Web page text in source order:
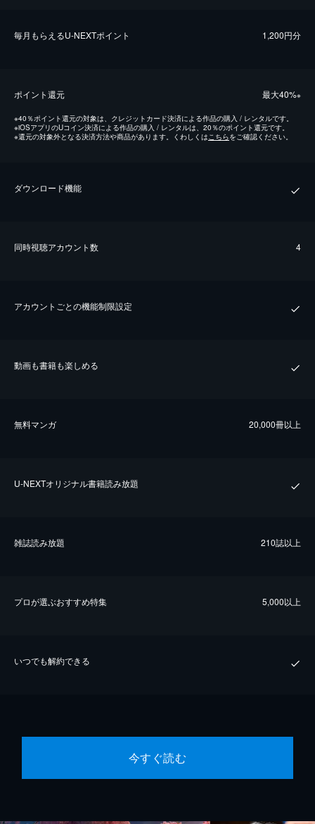
毎⽉もらえるU-NEXTポイント 1,200円分
ポイント還元 最⼤40%※
※40％ポイント還元の対象は、クレジットカード決済による作品の購入 / レンタルです。
※iOSアプリのUコイン決済による作品の購入 / レンタルは、20％のポイント還元です。
※還元の対象外となる決済方法や商品があります。くわしくは こちらをご確認ください。
ダウンロード機能
同時視聴アカウント数 4
アカウントごとの機能制限設定
動画も書籍も楽しめる
無料マンガ 20,000冊以上
U-NEXTオリジナル書籍読み放題
雑誌読み放題 210誌以上
プロが選ぶおすすめ特集 5,000以上
いつでも解約できる
今すぐ読む